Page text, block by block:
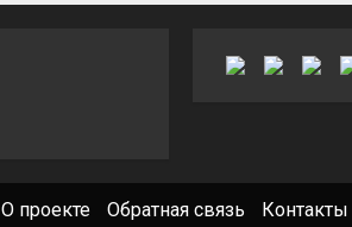
О проекте Обратная связь Контакты